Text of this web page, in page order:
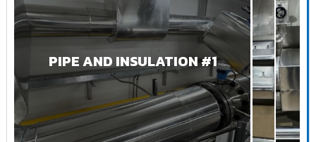
PIPE AND INSULATION #1